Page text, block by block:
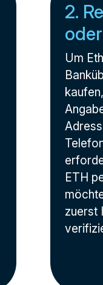
2.
Um
ETH
zuerst